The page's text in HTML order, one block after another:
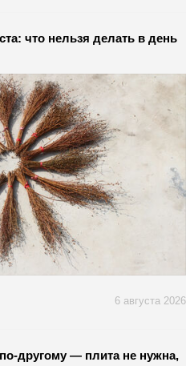
что нельзя делать в день
6 августа 2026
другому — плита не нужна,